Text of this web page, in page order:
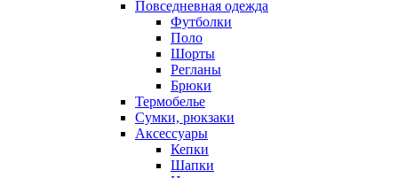
Повседневная одежда
Футболки
Поло
Шорты
Регланы
Брюки
Термобелье
Сумки, рюкзаки
Аксессуары
Кепки
Шапки